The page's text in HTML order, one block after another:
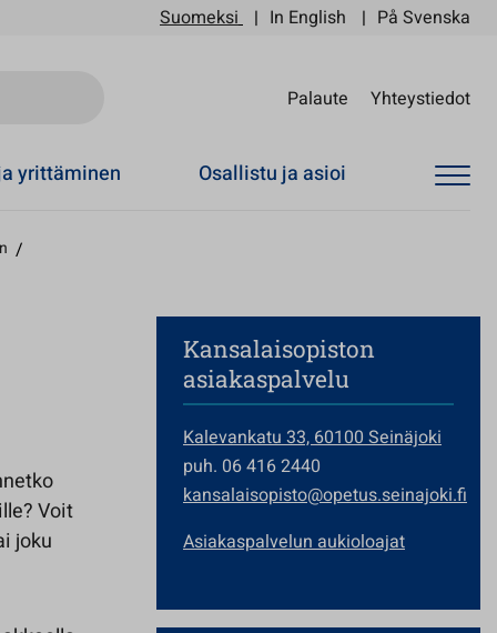
Suomeksi In English På Svenska
Palaute Yhteystiedot
yrittäminen Osallistu ja asioi
/
Voit
joku
Kansalaisopiston
asiakaspalvelu
Kalevankatu 33, 60100 Seinäjoki
puh. 06 416 2440
kansalaisopisto@opetus.seinajoki.fi
Asiakaspalvelun aukioloajat